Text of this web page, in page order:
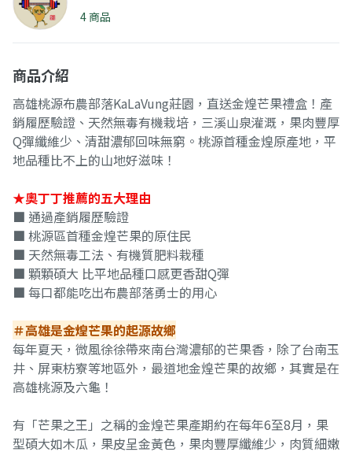
4 商品
商品介紹
高雄桃源布農部落KaLaVung莊園，直送金煌芒果禮盒！產
銷履歷驗證、天然無毒有機栽培，三溪山泉灌溉，果肉豐厚
Q彈纖維少、清甜濃郁回味無窮。桃源首種金煌原產地，平
地品種比不上的山地好滋味！
★奧丁丁推薦的五大理由
■ 通過產銷履歷驗證
■ 桃源區首種金煌芒果的原住民
■ 天然無毒工法、有機質肥料栽種
■ 顆顆碩大 比平地品種口感更香甜Q彈
■ 每口都能吃出布農部落勇士的用心
＃高雄是金煌芒果的起源故鄉
每年夏天，微風徐徐帶來南台灣濃郁的芒果香，除了台南玉
井、屏東枋寮等地區外，最道地金煌芒果的故鄉，其實是在
高雄桃源及六龜！
有「芒果之王」之稱的金煌芒果產期約在每年6至8月，果
型碩大如木瓜，果皮呈金黃色，果肉豐厚纖維少，肉質細嫩